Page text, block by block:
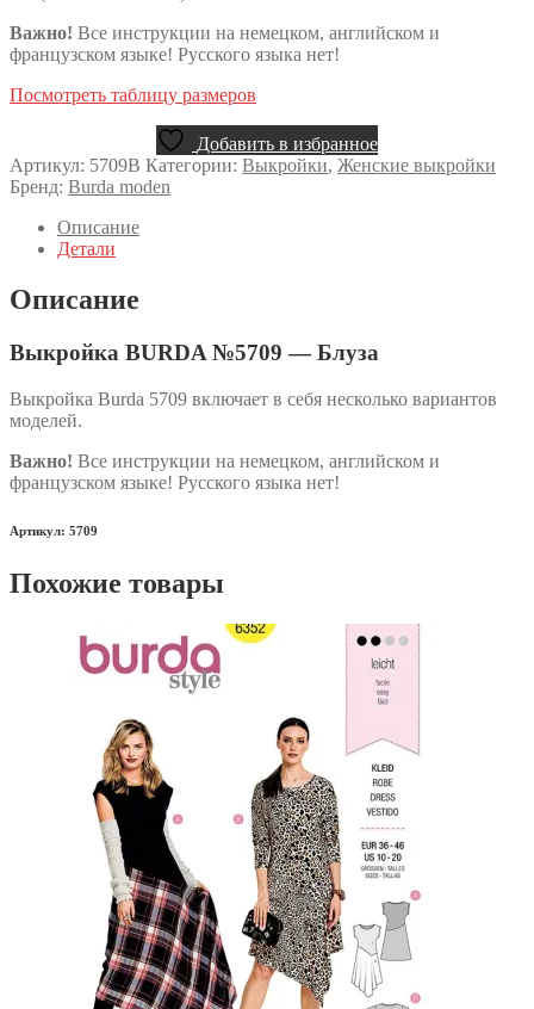
Важно! Все инструкции на немецком, английском и
французском языке! Русского языка нет!
Посмотреть таблицу размеров
Добавить в избранное
Артикул: 5709B Категории: Выкройки, Женские выкройки
Бренд: Burda moden
Описание
Детали
Описание
Выкройка BURDA №5709 — Блуза
Выкройка Burda 5709 включает в себя несколько вариантов
моделей.
Важно! Все инструкции на немецком, английском и
французском языке! Русского языка нет!
Артикул: 5709
Похожие товары